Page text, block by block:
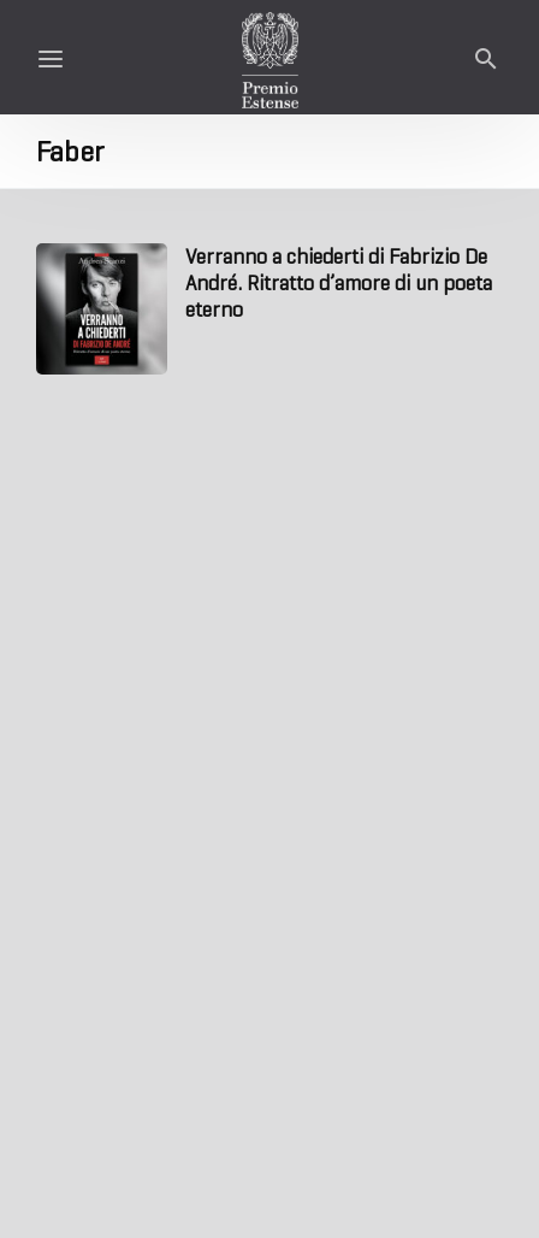
Faber
Verranno a chiederti di Fabrizio De
André. Ritratto d’amore di un poeta
eterno